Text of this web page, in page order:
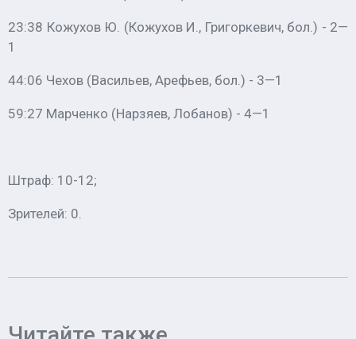
23:38 Кожухов Ю. (Кожухов И., Григоркевич, бол.) - 2—
1
44:06 Чехов (Васильев, Арефьев, бол.) - 3—1
59:27 Марченко (Нарзяев, Лобанов) - 4—1
Штраф: 10-12;
Зрителей: 0.